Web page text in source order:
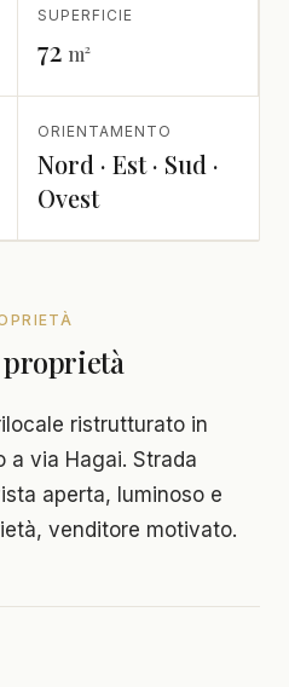
SUPERFICIE
72 m²
ORIENTAMENTO
Nord · Est · Sud ·
Ovest
proprietà
ristrutturato in
a via Hagai. Strada
aperta, luminoso e
venditore motivato.